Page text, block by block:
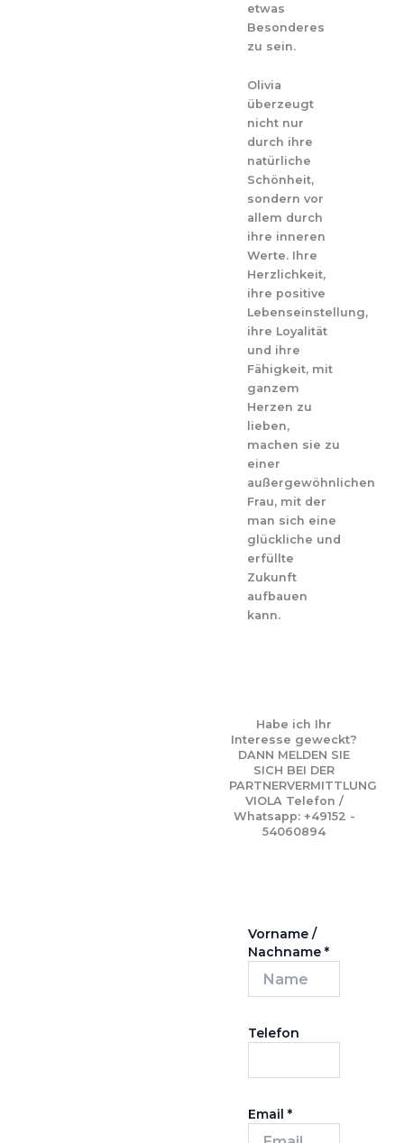
etwas
Besonderes
zu sein.
Olivia
überzeugt
nicht nur
durch ihre
natürliche
Schönheit,
sondern vor
allem durch
ihre inneren
Werte. Ihre
Herzlichkeit,
ihre positive
Lebenseinstellung,
ihre Loyalität
und ihre
Fähigkeit, mit
ganzem
Herzen zu
lieben,
machen sie zu
einer
außergewöhnlichen
Frau, mit der
man sich eine
glückliche und
erfüllte
Zukunft
aufbauen
kann.
Habe ich Ihr
Interesse geweckt?
DANN MELDEN SIE
SICH BEI DER
PARTNERVERMITTLUNG
VIOLA Telefon /
Whatsapp: +49152 -
54060894
Vorname /
Nachname *
Telefon
Email *